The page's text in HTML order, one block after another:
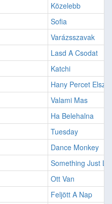
Közelebb
Sofia
Varázsszavak
Lasd A Csodat
Katchi
Hany Percet Elsz
Valami Mas
Ha Belehalna
Tuesday
Dance Monkey
Something Just
Ott Van
Feljött A Nap